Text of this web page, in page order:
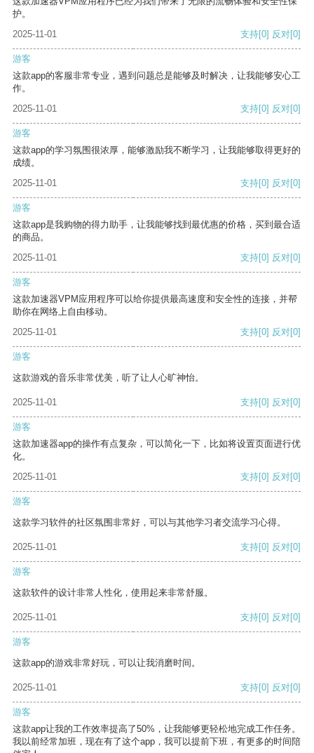
护。
2025-11-01
支持[0] 反对[0]
游客
这款app的客服非常专业，遇到问题总是能够及时解决，让我能够安心工
作。
2025-11-01
支持[0] 反对[0]
游客
这款app的学习氛围很浓厚，能够激励我不断学习，让我能够取得更好的
成绩。
2025-11-01
支持[0] 反对[0]
游客
这款app是我购物的得力助手，让我能够找到最优惠的价格，买到最合适
的商品。
2025-11-01
支持[0] 反对[0]
游客
这款加速器VPM应用程序可以给你提供最高速度和安全性的连接，并帮
助你在网络上自由移动。
2025-11-01
支持[0] 反对[0]
游客
这款游戏的音乐非常优美，听了让人心旷神怡。
2025-11-01 支持[0] 反对[0]
游客
这款加速器app的操作有点复杂，可以简化一下，比如将设置页面进行优
化。
2025-11-01
支持[0] 反对[0]
游客
这款学习软件的社区氛围非常好，可以与其他学习者交流学习心得。
2025-11-01 支持[0] 反对[0]
游客
这款软件的设计非常人性化，使用起来非常舒服。
2025-11-01 支持[0] 反对[0]
游客
这款app的游戏非常好玩，可以让我消磨时间。
2025-11-01 支持[0] 反对[0]
游客
这款app让我的工作效率提高了50%，让我能够更轻松地完成工作任务。
我以前经常加班，现在有了这个app，我可以提前下班，有更多的时间陪